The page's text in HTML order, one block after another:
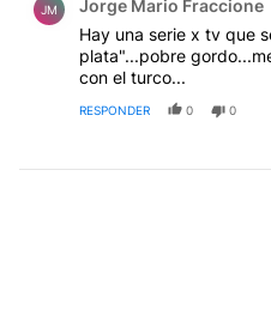
JM Jorge Mario Fraccione
Hay una serie x tv que
plata"...pobre
con el turco...
RESPONDER 0 0